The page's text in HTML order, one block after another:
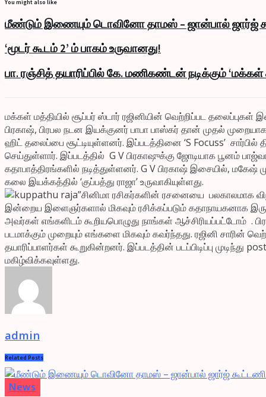
You might also like
மீண்டும் இணையும் டொவினோ தாமஸ் – ஜான்பால் ஜார்ஜ்
‘மூடர் கூடம் 2’ ம் பாகம் உருவானது!
பா. ரஞ்சித் தயாரிப்பில் கே. மணிகண்டன் நடிக்கும்
மக்கள் மத்தியில் சூப்பர் ஸ்டார் ரஜினியின் வெற்றிப்பட தலைப்புகள்
பிரகாஷ், பிரபல நடன இயக்குனர் பாபா பாஸ்கர் தான் முதல்
ஹிட் தலைப்பை சூட்டியுள்ளனர். இப்படத்தினை ‘S Focuss’
செய்துள்ளார். இப்படத்தில் G V பிரகாஷுக்கு ஜோடியாக பூனம்
கதாபாத்திரங்களில் நடித்துள்ளனர். G V பிரகாஷ் இசையில், மகேஷ்
கலை இயக்கத்தில் ‘குப்பத்து ராஜா’ உருவாகியுள்ளது.
”சினிமா ரசிகர்களின் ரசனையை பலகாலமாக
இன்றைய இளைஞர்களால் மிகவும் ரசிக்கப்படும் கதாநாயகனாக
அவர்கள் எங்களிடம் கூறியபொழுது நாங்கள் ஆச்சிரியப்பட்டோம் .
படமாக்கும் முறையும் எங்களை மிகவும் கவர்ந்தது. ரஜினி சாரின்
தயாரிப்பாளர்கள் கூறுகின்றனர். இப்படத்தின் படப்பிடிப்பு
மகிழ்விக்கவுள்ளது.
admin
Related Posts
News